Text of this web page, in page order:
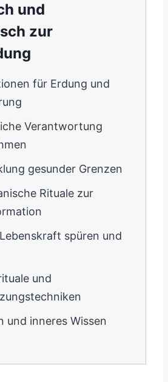
und
zur
für Erdung und
Verantwortung
gesunder Grenzen
Rituale zur
spüren und
und
und inneres Wissen